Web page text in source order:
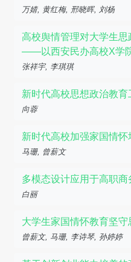
万婧, 黄红梅, 邢晓晖, 刘杨
高校舆情管理对大学生
——以西安民办高校X学
张祥宇, 李琪琪
新时代高校思想政治教
向蓉
新时代高校加强家国情
马珊, 曾薪文
多模态设计应用于高职
白丽
大学生家国情怀教育坚
曾薪文, 马珊, 李诗琴, 孙婷婷